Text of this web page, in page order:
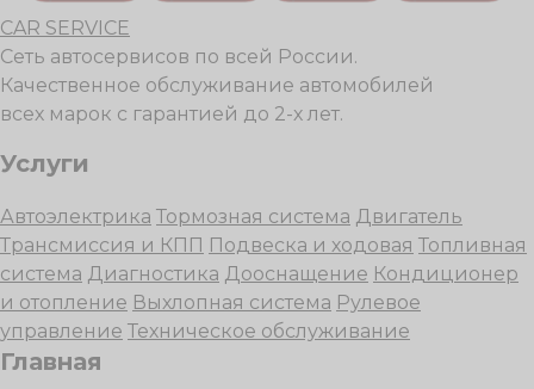
CAR SERVICE
Сеть автосервисов по всей России.
Качественное обслуживание автомобилей
всех марок с гарантией до 2-х лет.
Услуги
Автоэлектрика Тормозная система Двигатель
Трансмиссия и КПП Подвеска и ходовая Топливная
система Диагностика Дооснащение Кондиционер
и отопление Выхлопная система Рулевое
управление Техническое обслуживание
Главная